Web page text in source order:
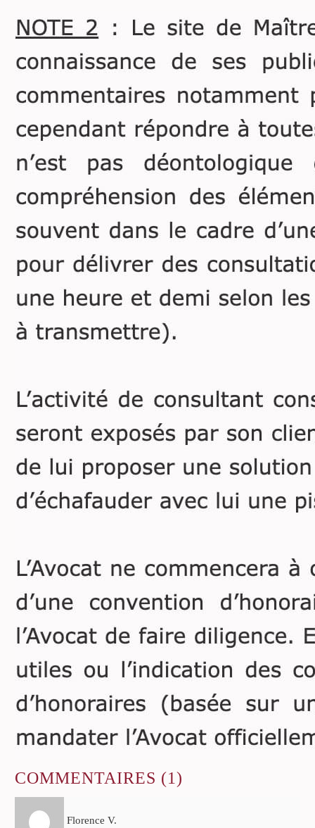
montre comment les Juges
du fond raisonnent en
présence d’un « contrat de
révélation » que le
généalogiste désigné par le
notaire en charge des
opérations successorales,
tentait d’imposer au frère
de la défunte, héritier âgé,
placé sous tutelle et donc
vulnérable.
COMMENTAIRES (1)
Florence V.